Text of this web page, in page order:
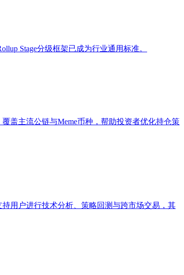
Stage分级框架已成为行业通用标准。
盖主流公链与Meme币种，帮助投资者优化持仓策
用户进行技术分析、策略回测与跨市场交易，其